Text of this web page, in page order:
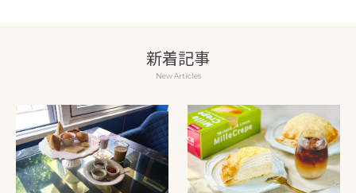
新着記事
New Articles